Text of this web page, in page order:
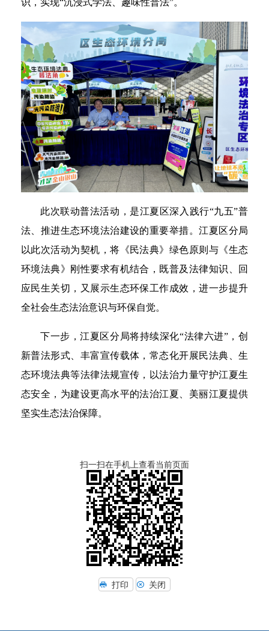
识，实现“沉浸式学法、趣味性普法”。
此次联动普法活动，是江夏区深入践行“九五”普
法、推进生态环境法治建设的重要举措。江夏区分局
以此次活动为契机，将《民法典》绿色原则与《生态
环境法典》刚性要求有机结合，既普及法律知识、回
应民生关切，又展示生态环保工作成效，进一步提升
全社会生态法治意识与环保自觉。
下一步，江夏区分局将持续深化“法律六进”，创
新普法形式、丰富宣传载体，常态化开展民法典、生
态环境法典等法律法规宣传，以法治力量守护江夏生
态安全，为建设更高水平的法治江夏、美丽江夏提供
坚实生态法治保障。
扫一扫在手机上查看当前页面
打印 关闭